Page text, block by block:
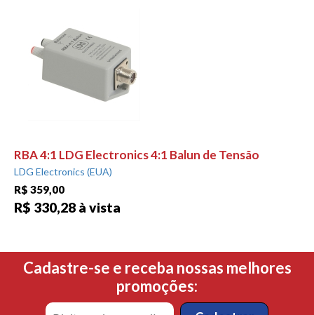
RBA 4:1 LDG Electronics 4:1 Balun de Tensão
LDG Electronics (EUA)
R$ 359,00
R$ 330,28 à vista
Cadastre-se e receba nossas melhores
promoções: